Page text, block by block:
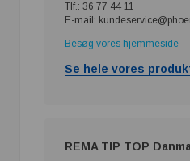
Tlf.: 36 77 44 11
E-mail:
Besøg vores hjemmeside
Se hele vores
REMA TIP TOP